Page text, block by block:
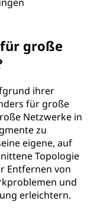
große
ihrer
für große
Netzwerke in
zu
eigene, auf
Topologie
Entfernen von
und
erleichtern.